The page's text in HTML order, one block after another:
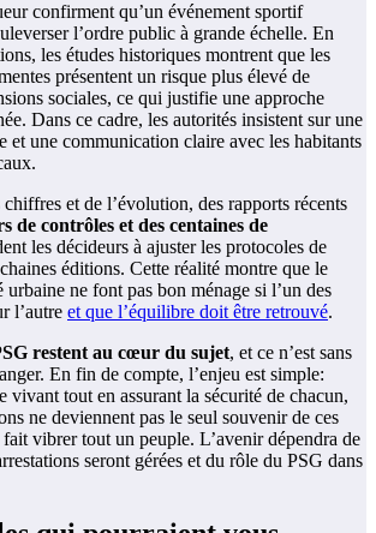
confirment qu’un événement sportif
l’ordre public à grande échelle. En
les études historiques montrent que les
présentent un risque plus élevé de
sociales, ce qui justifie une approche
Dans ce cadre, les autorités insistent sur une
et une communication claire avec les habitants
et de l’évolution, des rapports récents
de contrôles et des centaines de
les décideurs à ajuster les protocoles de
éditions. Cette réalité montre que le
ne font pas bon ménage si l’un des
l’autre et que l’équilibre doit être retrouvé.
restent au cœur du sujet, et ce n’est sans
En fin de compte, l’enjeu est simple:
vivant tout en assurant la sécurité de chacun,
ne deviennent pas le seul souvenir de ces
vibrer tout un peuple. L’avenir dépendra de
seront gérées et du rôle du PSG dans